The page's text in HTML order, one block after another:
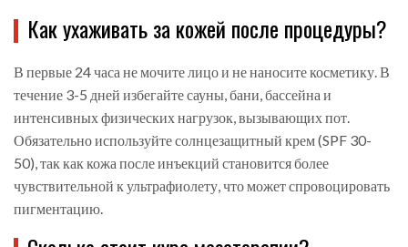
Как ухаживать за кожей после процедуры?
В первые 24 часа не мочите лицо и не наносите косметику. В
течение 3-5 дней избегайте сауны, бани, бассейна и
интенсивных физических нагрузок, вызывающих пот.
Обязательно используйте солнцезащитный крем (SPF 30-
50), так как кожа после инъекций становится более
чувствительной к ультрафиолету, что может спровоцировать
пигментацию.